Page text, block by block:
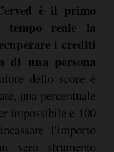
è il primo
tempo reale la
i crediti
di una persona
dello score è
una percentuale
impossibile e 100
l'importo
vero strumento